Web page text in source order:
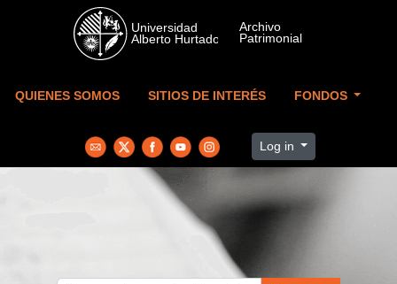
Skip to main content
QUIENES SOMOS SITIOS DE INTERÉS FONDOS
Log in